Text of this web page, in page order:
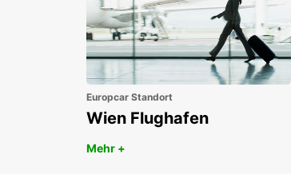
Europcar Standort
Wien Flughafen
Mehr +